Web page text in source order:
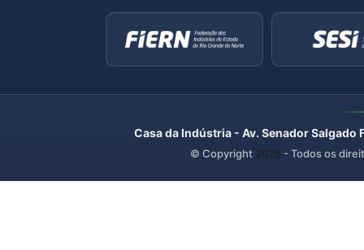
Casa da Indústria - Av. Senador
© Copyright 2026 - Todos os